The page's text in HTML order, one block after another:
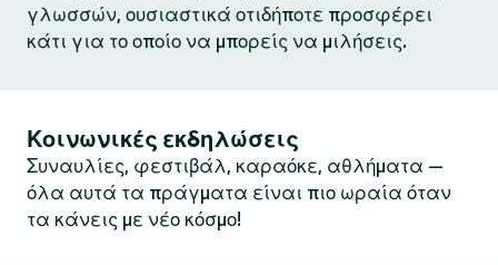
γλωσσών, ουσιαστικά οτιδήποτε προσφέρει
κάτι για το οποίο να μπορείς να μιλήσεις.
Κοινωνικές εκδηλώσεις
Συναυλίες, φεστιβάλ, καραόκε, αθλήματα —
όλα αυτά τα πράγματα είναι πιο ωραία όταν
τα κάνεις με νέο κόσμο!